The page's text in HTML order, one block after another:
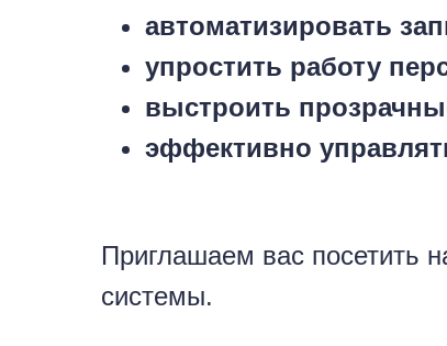
автоматизировать
упростить работу
выстроить
эффективно
Приглашаем вас посетить
системы.